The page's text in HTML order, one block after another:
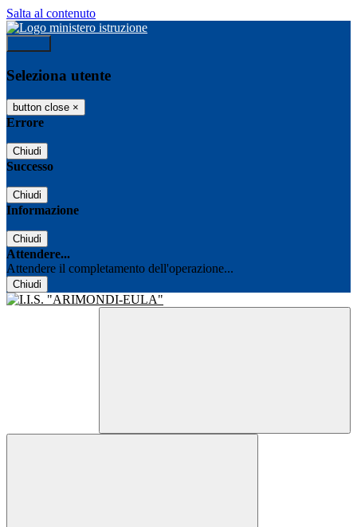
Salta al contenuto
Seleziona utente
button close ×
Errore
Chiudi
Successo
Chiudi
Informazione
Chiudi
Attendere...
Attendere il completamento dell'operazione...
Chiudi